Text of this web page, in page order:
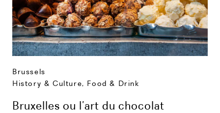
Brussels
History & Culture, Food & Drink
Bruxelles ou l’art du chocolat